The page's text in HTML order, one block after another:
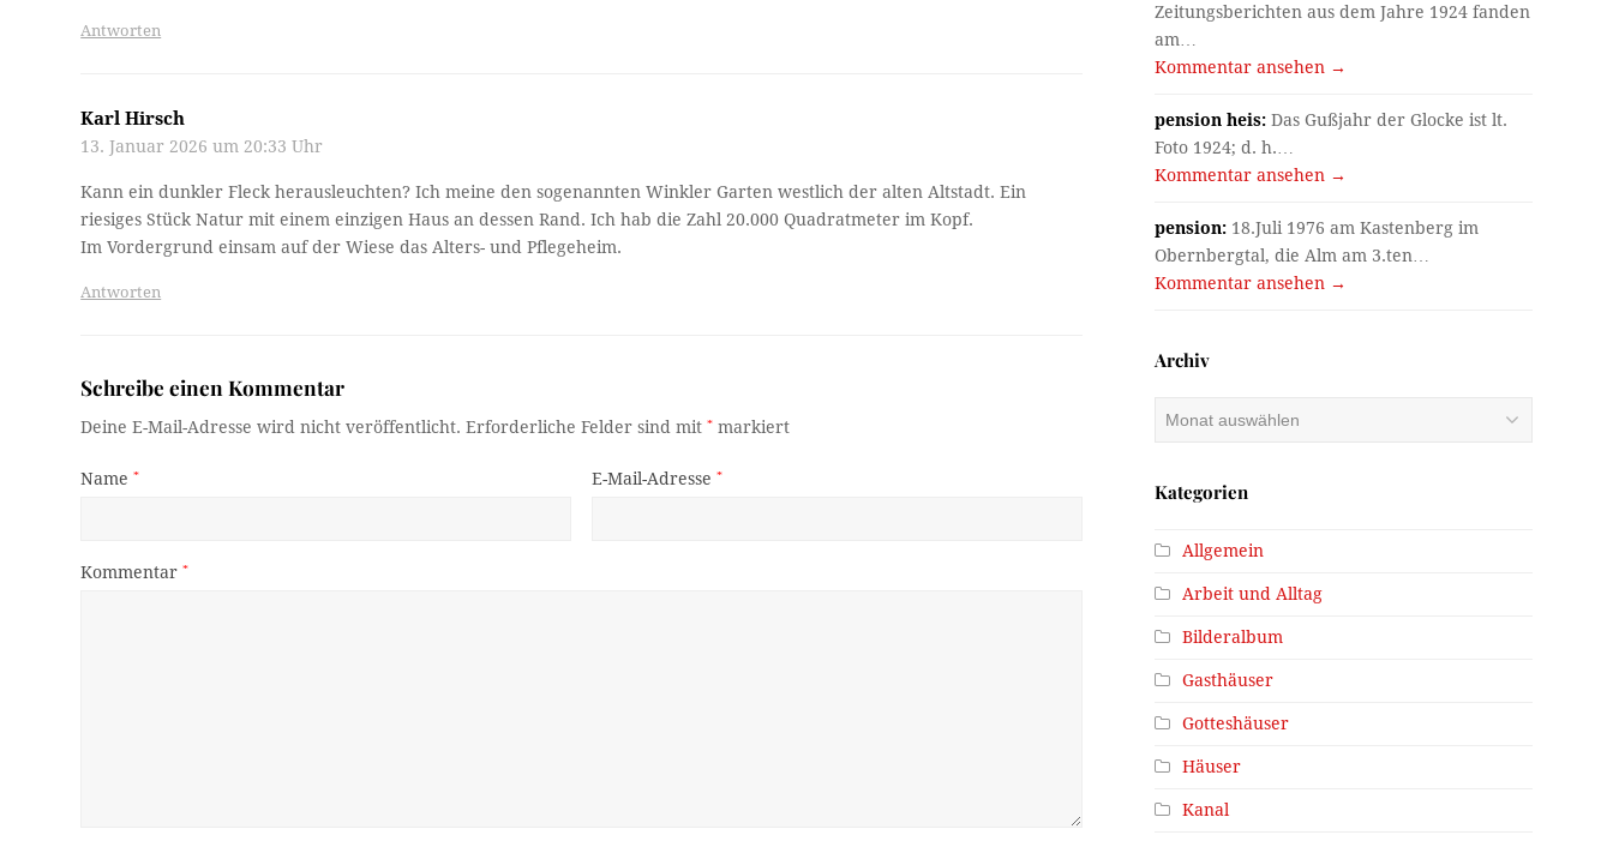
Antworten
Karl Hirsch
13. Januar 2026 um 20:33 Uhr
Kann ein dunkler Fleck herausleuchten? Ich meine den sogenannten Winkler Garten westlich der alten Altstadt. Ein
riesiges Stück Natur mit einem einzigen Haus an dessen Rand. Ich hab die Zahl 20.000 Quadratmeter im Kopf.
Im Vordergrund einsam auf der Wiese das Alters- und Pflegeheim.
Antworten
Schreibe einen Kommentar
Deine E-Mail-Adresse wird nicht veröffentlicht. Erforderliche Felder sind mit* markiert
Name* E-Mail-Adresse *
Kommentar*
Zeitungsberichten aus dem Jahre 1924 fanden
am…
Kommentar ansehen →
pension heis: Das Gußjahr der Glocke ist lt.
Foto 1924; d. h.…
Kommentar ansehen →
pension: 18.Juli 1976 am Kastenberg im
Obernbergtal, die Alm am 3.ten…
Kommentar ansehen →
Archiv
Kategorien
Allgemein
Arbeit und Alltag
Bilderalbum
Gasthäuser
Gotteshäuser
Häuser
Kanal